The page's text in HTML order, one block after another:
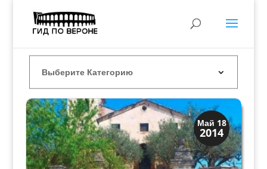
Май 18
2014
Скрытая Верона
Церкви